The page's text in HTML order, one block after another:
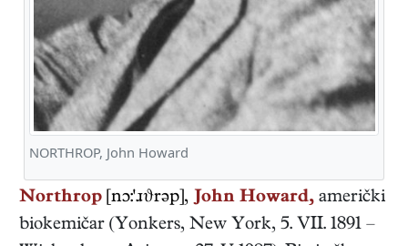
NORTHROP, John Howard
Northrop [nɔ:'ɹϑrəp], John Howard, američki
biokemičar (Yonkers, New York, 5. VII. 1891 –